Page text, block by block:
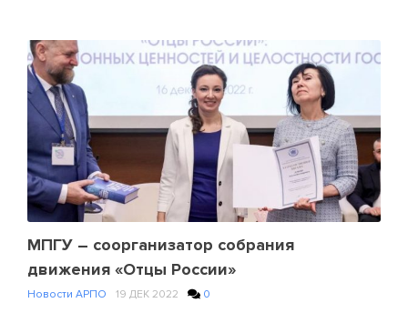
Республике
Беларусь
in
Новости
АРПОLeave
a
Comment
on
Новогоднее
поздравление
Председателя
Правления
ректора
МПГУ – соорганизатор собрания
движения «Отцы России»
Новости АРПО 19 ДЕК 2022 0